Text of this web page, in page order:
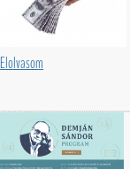
Elolvasom